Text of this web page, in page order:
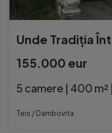
155.000 eur
5 camere | 400
Teis / Dambovita